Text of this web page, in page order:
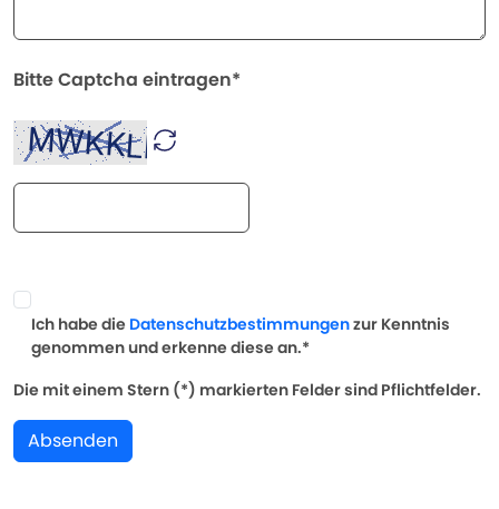
Bitte Captcha eintragen*
Ich habe die Datenschutzbestimmungenzur Kenntnis
genommen und erkenne diese an.*
Die mit einem Stern (*) markierten Felder sind Pflichtfelder.
Absenden